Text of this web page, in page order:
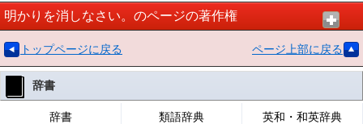
明かりを消しなさい。のページの著作権
トップページに戻る ページ上部に戻る
辞書
辞書 類語辞典 英和・和英辞典